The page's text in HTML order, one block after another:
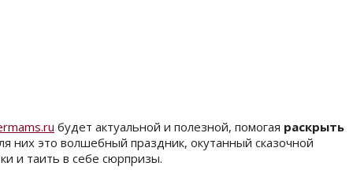
будет актуальной и полезной, помогая раскрыть
них это волшебный праздник, окутанный сказочной
и таить в себе сюрпризы.